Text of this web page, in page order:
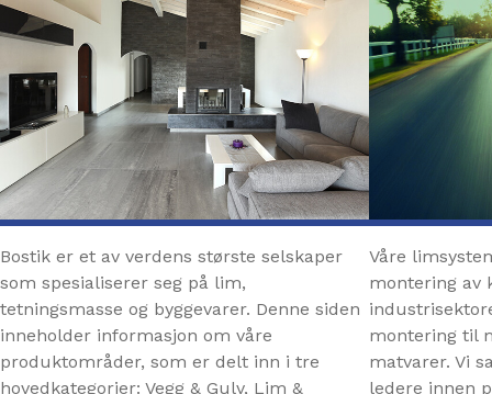
Bostik er et av verdens største selskaper
som spesialiserer seg på lim,
tetningsmasse og byggevarer. Denne siden
inneholder informasjon om våre
produktområder, som er delt inn i tre
hovedkategorier: Vegg & Gulv, Lim &
Våre
montering av
montering til
matvarer. Vi
ledere innen